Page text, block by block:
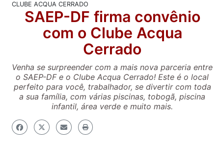
CLUBE ACQUA CERRADO
SAEP-DF firma convênio
com o Clube Acqua
Cerrado
Venha se surpreender com a mais nova parceria entre
o SAEP-DF e o Clube Acqua Cerrado! Este é o local
perfeito para você, trabalhador, se divertir com toda
a sua família, com várias piscinas, tobogã, piscina
infantil, área verde e muito mais.